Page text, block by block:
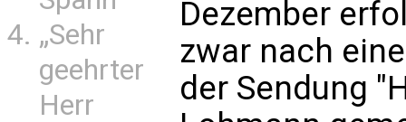
„Sehr
geehrter
Herr
Dezember
zwar nach
der Sendung